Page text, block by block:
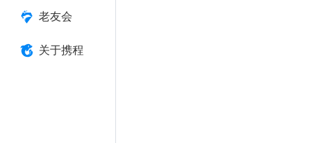
老友会
关于携程